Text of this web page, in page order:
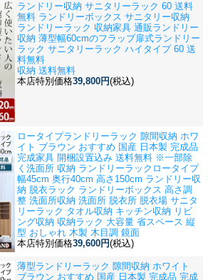
ランドリー収納 サニタリーラック 60 送料
無料 ランドリーボックス サニタリー収納
ランドリーラック 収納家具 通販ランドリー
収納 薄型幅60cmのフラップ扉式ランドリー
ラック サニタリーラック ハイタイプ 60 送
料無料
収納 送料無料
本店特別価格39,800円(税込)
ロータイプランドリーラック 隙間収納 ホワ
イト ブラウン おすすめ 国産 日本製 完成品
完成家具 開梱設置込み 送料無料 ※一部除
く 洗面所 収納 ランドリーラックロータイプ
幅45cm 奥行40cm 高さ150cm ランドリー収
納 脱衣ラック ランドリーボックス 高さ調
整 洗面所収納 洗面所 脱衣所 脱衣場 サニタ
リーラック タオル収納 キッチン収納 リビ
ング収納 収納ラック 大容量 省スペース 縦
型 おしゃれ 木製 木目調 鏡面
本店特別価格39,600円(税込)
薄型ランドリーラック 隙間収納 ホワイト
ブラウン おすすめ 国産 日本製 完成品 完成